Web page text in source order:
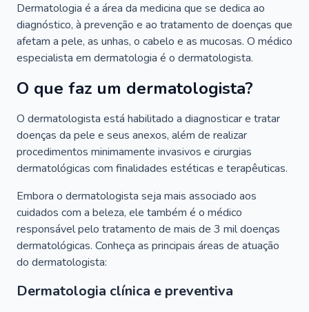
Dermatologia é a área da medicina que se dedica ao
diagnóstico, à prevenção e ao tratamento de doenças que
afetam a pele, as unhas, o cabelo e as mucosas. O médico
especialista em dermatologia é o dermatologista.
O que faz um dermatologista?
O dermatologista está habilitado a diagnosticar e tratar
doenças da pele e seus anexos, além de realizar
procedimentos minimamente invasivos e cirurgias
dermatológicas com finalidades estéticas e terapêuticas.
Embora o dermatologista seja mais associado aos
cuidados com a beleza, ele também é o médico
responsável pelo tratamento de mais de 3 mil doenças
dermatológicas. Conheça as principais áreas de atuação
do dermatologista:
Dermatologia clínica e preventiva